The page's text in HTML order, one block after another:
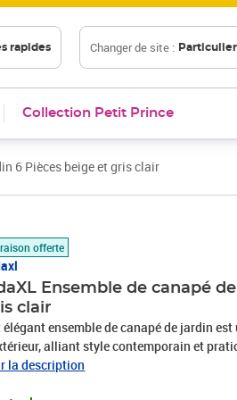
rapides Changer de site : Particulier
Collection Petit Prince
6 Pièces beige et gris clair
offerte
Ensemble de canapé
clair
élégant ensemble de canapé de jardin
alliant style contemporain et
cet ensemble améliore votre
la description
474,00€